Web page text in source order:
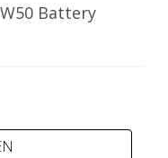
Battery